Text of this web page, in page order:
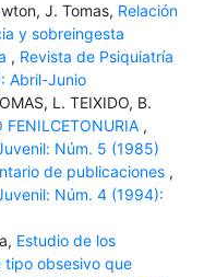
J. Tomas, Relación
y sobreingesta
, Revista de Psiquiatría
Abril-Junio
L. TEIXIDO, B.
FENILCETONURIA ,
Núm. 5 (1985)
de publicaciones ,
Núm. 4 (1994):
Estudio de los
obsesivo que